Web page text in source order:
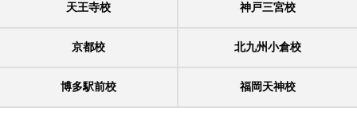
天王寺校 神戸三宮校
京都校 北九州小倉校
博多駅前校 福岡天神校